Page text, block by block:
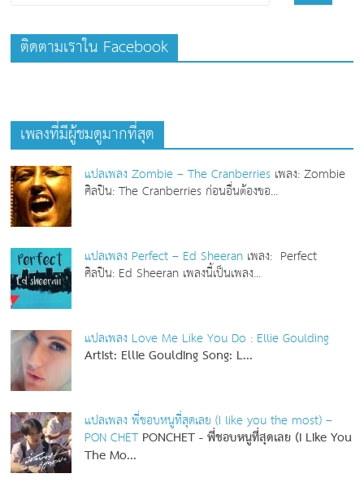
ติดตามเราใน Facebook
เพลงที่มีผู้ชมดูมากที่สุด
แปลเพลง Zombie – The Cranberries เพลง: Zombie
ศิลปิน: The Cranberries ก่อนอื่นต้องขอ...
แปลเพลง Perfect – Ed Sheeran เพลง: Perfect
ศิลปิน: Ed Sheeran เพลงนี้เป็นเพลง...
แปลเพลง Love Me Like You Do : Ellie Goulding
Artist: Ellie GouldingSong: L...
แปลเพลง พี่ชอบหนูที่สุดเลย (I like you the most) –
PON CHET PONCHET - พี่ชอบหนูที่สุดเลย (I Like You
The Mo...